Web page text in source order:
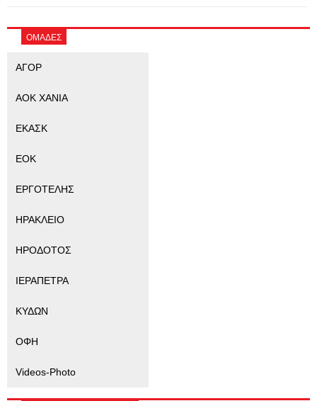
ΟΜΑΔΕΣ
ΑΓΟΡ
ΑΟΚ ΧΑΝΙΑ
ΕΚΑΣΚ
ΕΟΚ
ΕΡΓΟΤΕΛΗΣ
ΗΡΑΚΛΕΙΟ
ΗΡΟΔΟΤΟΣ
ΙΕΡΑΠΕΤΡΑ
ΚΥΔΩΝ
ΟΦΗ
Videos-Photo